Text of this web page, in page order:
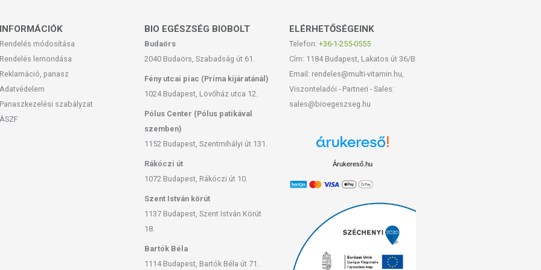
Benzyl alcohol, Dehydroacetic acid, Citric acid, Limonene,
ennek ellenére a webshopon szereplő adatok (beleértve a
információkat is) csak tájékoztató jellegűek, a tényleges
esetén használatát beszélje meg kezelőorvosával! Kerülni
mennyiséget ne lépje túl! Ne használja irritált vagy sérült
INFORMÁCIÓK
Rendelés módosítása
Rendelés lemondása
Reklamáció, panasz
Adatvédelem
Panaszkezelési szabályzat
ÁSZF
BIO EGÉSZSÉG BIOBOLT
Budaörs
2040 Budaörs, Szabadság út 61.
Fény utcai piac (Príma kijáratánál)
1024 Budapest, Lövőház utca 12.
Pólus Center (Pólus patikával
szemben)
1152 Budapest, Szentmihályi út 131.
Rákóczi út
1072 Budapest, Rákóczi út 10.
Szent István körút
1137 Budapest, Szent István Körút
18.
Bartók Béla
1114 Budapest, Bartók Béla út 71.
ELÉRHETŐSÉGEINK
Telefon: +36-1-255-0555
Cím: 1184 Budapest, Lakatos út 36/B
Email: rendeles@multi-vitamin.hu,
Viszonteladói - Partneri - Sales:
sales@bioegeszseg.hu
Árukereső.hu